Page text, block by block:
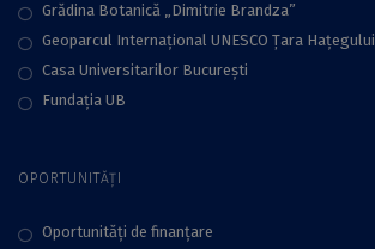
Grădina Botanică „Dimitrie Brandza”
Geoparcul Internațional UNESCO Țara Hațegului
Casa Universitarilor București
Fundaţia UB
OPORTUNITĂȚI
Oportunități de finanțare